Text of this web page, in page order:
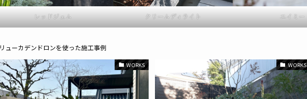
レッドジェム クリームディライト エイミー
リューカデンドロンを使った施工事例
WORKS WORKS